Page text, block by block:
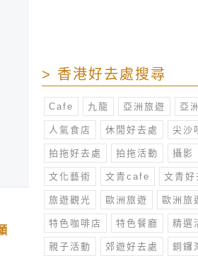
> 香港好去處搜尋
Cafe 九龍 亞洲旅遊 亞
人氣食店 休閒好去處 尖沙
拍拖好去處 拍拖活動 攝影
文化藝術 文青cafe 文青好
旅遊觀光 歐洲旅遊 歐洲旅
特色咖啡店 特色餐廳 精選
親子活動 郊遊好去處 銅鑼